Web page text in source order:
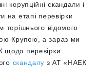
корупційні скандали і
на етапі перевірки
торішнього відомого
Крупою, а зараз ми
щодо перевірки
скандалу з АТ «НАЕК